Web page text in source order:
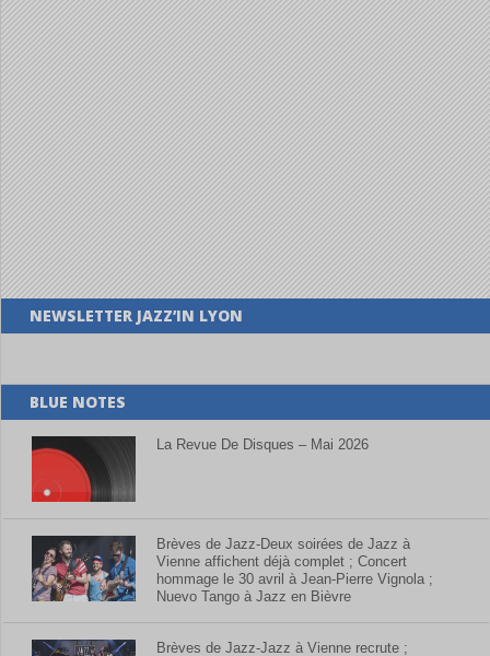
NEWSLETTER JAZZ’IN LYON
BLUE NOTES
La Revue De Disques – Mai 2026
Brèves de Jazz-Deux soirées de Jazz à
Vienne affichent déjà complet ; Concert
hommage le 30 avril à Jean-Pierre Vignola ;
Nuevo Tango à Jazz en Bièvre
Brèves de Jazz-Jazz à Vienne recrute ;